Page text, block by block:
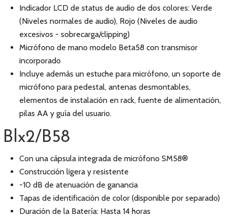
Indicador LCD de status de audio de dos colores: Verde
(Niveles normales de audio), Rojo (Niveles de audio
excesivos - sobrecarga/clipping)
Micrófono de mano modelo Beta58 con transmisor
incorporado
Incluye además un estuche para micrófono, un soporte de
micrófono para pedestal, antenas desmontables,
elementos de instalación en rack, fuente de alimentación,
pilas AA y guía del usuario.
Blx2/B58
Con una cápsula integrada de micrófono SM58®
Construcción ligera y resistente
-10 dB de atenuación de ganancia
Tapas de identificación de color (disponible por separado)
Duración de la Batería: Hasta 14 horas